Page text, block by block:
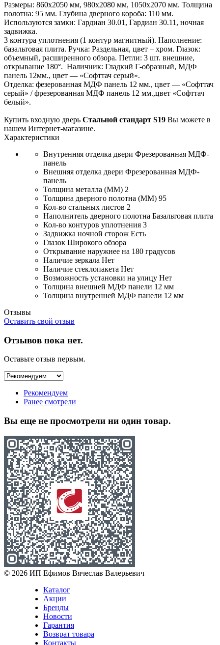
Размеры: 860х2050 мм, 980х2080 мм, 1050х2070 мм. Толщина
полотна: 95 мм. Глубина дверного короба: 110 мм.
Используются замки: Гардиан 30.01, Гардиан 30.11, ночная
задвижка.
3 контура уплотнения (1 контур магнитный). Наполнение:
базальтовая плита. Ручка: Раздельная, цвет – хром. Глазок:
объемный, расширенного обзора. Петли: 3 шт. внешние,
открывание 180°. Наличник: Гладкий Г-образный, МДФ
панель 12мм., цвет — «Софттач серый».
Отделка: фезерованная МДФ панель 12 мм., цвет — «Софттач
серый» / фрезерованная МДФ панель 12 мм.,цвет «Софттач
белый».
Купить входную дверь Стальной стандарт S19 Вы можете в
нашем Интернет-магазине.
Характеристики
Внутренняя отделка двери Фрезерованная МДФ-
панель
Внешняя отделка двери Фрезерованная МДФ-
панель
Толщина металла (ММ) 2
Толщина дверного полотна (ММ) 95
Кол-во стальных листов 2
Наполнитель дверного полотна Базальтовая плита
Кол-во контуров уплотнения 3
Задвижка ночной сторож Есть
Глазок Широкого обзора
Открывание наружнее на 180 градусов
Наличие зеркала Нет
Наличие стеклопакета Нет
Возможность установки на улицу Нет
Толщина внешней МДФ панели 12 мм
Толщина внутренней МДФ панели 12 мм
Отзывы
Оставить свой отзыв
Отзывов пока нет.
Оставьте отзыв первым.
Рекомендуем
Ранее смотрели
Вы еще не просмотрели ни один товар.
© 2026 ИП Ефимов Вячеслав Валерьевич
Каталог
Акции
Бренды
Новости
Гарантия
Возврат товара
Контакты